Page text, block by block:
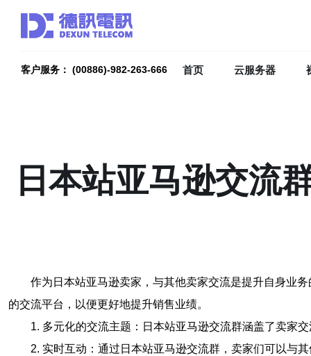
客户服务： (00886)-982-263-666 首页 云服务器
日本站亚马逊交流
作为日本站亚马逊卖家，与其他卖家交流是提升自身业
的交流平台，以便更好地提升销售业绩。
1. 多元化的交流主题：日本站亚马逊交流群涵盖了卖家
2. 实时互动：通过日本站亚马逊交流群，卖家们可以与